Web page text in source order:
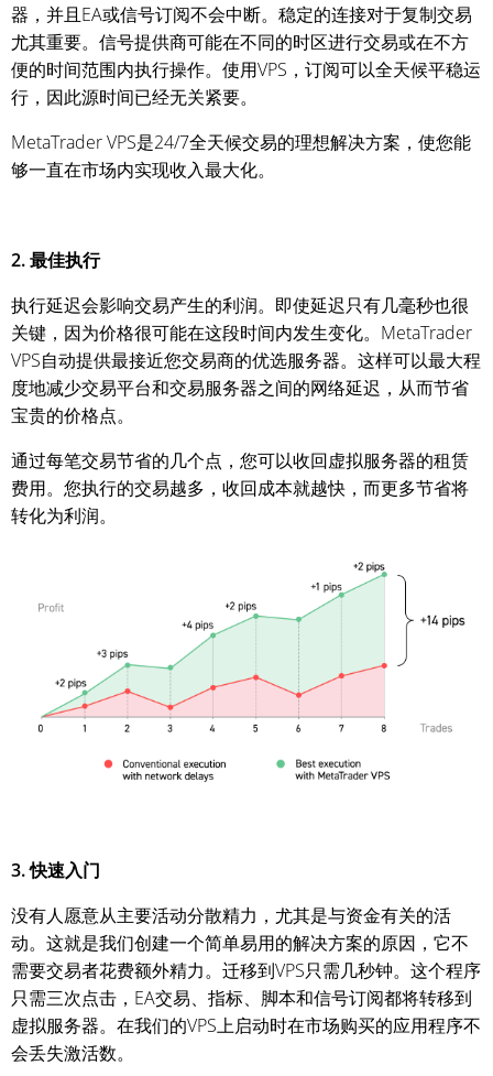
器，并且EA或信号订阅不会中断。稳定的连接对于复制交易
尤其重要。信号提供商可能在不同的时区进行交易或在不方
便的时间范围内执行操作。使用VPS，订阅可以全天候平稳运
行，因此源时间已经无关紧要。
MetaTrader VPS是24/7全天候交易的理想解决方案，使您能
够一直在市场内实现收入最大化。
2. 最佳执行
执行延迟会影响交易产生的利润。即使延迟只有几毫秒也很
关键，因为价格很可能在这段时间内发生变化。MetaTrader
VPS自动提供最接近您交易商的优选服务器。这样可以最大程
度地减少交易平台和交易服务器之间的网络延迟，从而节省
宝贵的价格点。
通过每笔交易节省的几个点，您可以收回虚拟服务器的租赁
费用。您执行的交易越多，收回成本就越快，而更多节省将
转化为利润。
3. 快速入门
没有人愿意从主要活动分散精力，尤其是与资金有关的活
动。这就是我们创建一个简单易用的解决方案的原因，它不
需要交易者花费额外精力。迁移到VPS只需几秒钟。这个程序
只需三次点击，EA交易、指标、脚本和信号订阅都将转移到
虚拟服务器。在我们的VPS上启动时在市场购买的应用程序不
会丢失激活数。